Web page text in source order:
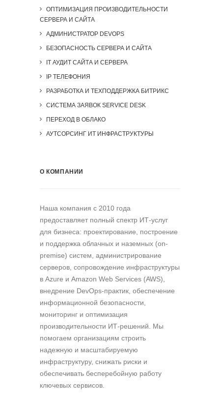
ОПТИМИЗАЦИЯ ПРОИЗВОДИТЕЛЬНОСТИ
СЕРВЕРА И САЙТА
АДМИНИСТРАТОР DEVOPS
БЕЗОПАСНОСТЬ СЕРВЕРА И САЙТА
IT АУДИТ САЙТА И СЕРВЕРА
IP ТЕЛЕФОНИЯ
РАЗРАБОТКА И ТЕХПОДДЕРЖКА БИТРИКС
СИСТЕМА ЗАЯВОК SERVICE DESK
ПЕРЕХОД В ОБЛАКО
АУТСОРСИНГ ИТ ИНФРАСТРУКТУРЫ
О КОМПАНИИ
Наша компания c 2010 года
предоставляет полный спектр ИТ-услуг
для бизнеса: проектирование, построение
и поддержка облачных и наземных (on-
premise) систем, администрирование
серверов, сопровождение инфраструктуры
в Azure и Amazon Web Services (AWS),
внедрение DevOps-практик, обеспечение
информационной безопасности,
мониторинг и оптимизация
производительности ИТ-решений. Мы
помогаем организациям строить
надежную и масштабируемую
инфраструктуру, снижать риски и
обеспечивать бесперебойную работу
ключевых сервисов.